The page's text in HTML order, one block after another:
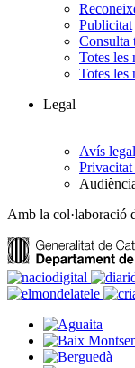
Publicitat
Consulta
Totes les
Totes les
Legal
Avís legal
Amb la col·laboració